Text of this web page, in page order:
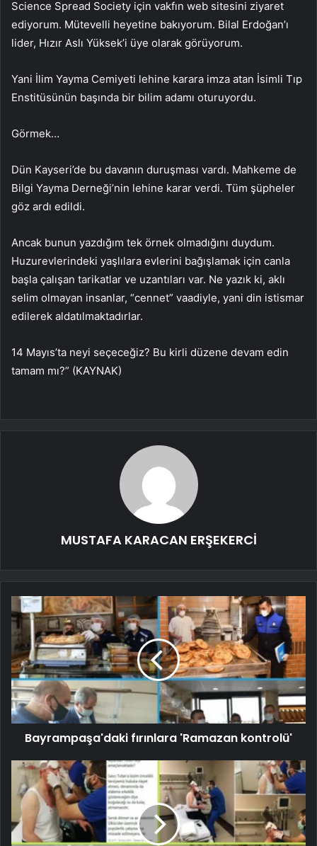
Science Spread Society için vakfın web sitesini ziyaret
ediyorum. Mütevelli heyetine bakıyorum. Bilal Erdoğan’ı
lider, Hızır Aslı Yüksek’i üye olarak görüyorum.
Yani İlim Yayma Cemiyeti lehine karara imza atan İsimli Tıp
Enstitüsünün başında bir bilim adamı oturuyordu.
Görmek…
Dün Kayseri’de bu davanın duruşması vardı. Mahkeme de
Bilgi Yayma Derneği’nin lehine karar verdi. Tüm şüpheler
göz ardı edildi.
Ancak bunun yazdığım tek örnek olmadığını duydum.
Huzurevlerindeki yaşlılara evlerini bağışlamak için canla
başla çalışan tarikatlar ve uzantıları var. Ne yazık ki, aklı
selim olmayan insanlar, “cennet” vaadiyle, yani din istismar
edilerek aldatılmaktadırlar.
14 Mayıs’ta neyi seçeceğiz? Bu kirli düzene devam edin
tamam mı?” (KAYNAK)
MUSTAFA KARACAN ERŞEKERCİ
Bayrampaşa'daki fırınlara 'Ramazan kontrolü'